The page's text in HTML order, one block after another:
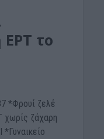
ΕΡΤ το
*Φρουί ζελέ
χωρίς ζάχαρη